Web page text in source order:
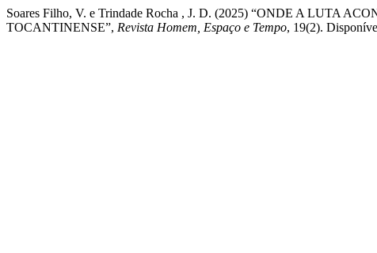
Soares Filho, V. e Trindade Rocha , J. D. (2025) “ONDE A LUTA
TOCANTINENSE”, Revista Homem, Espaço e Tempo, 19(2).